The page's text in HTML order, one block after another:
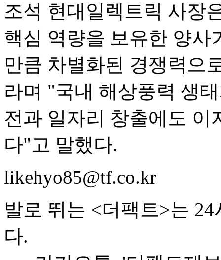
조석 현대일렉트릭 사장
핵심 역량을 보유한 양사
만큼 차별화된 경쟁력으
라며 "국내 해상풍력 생
전과 일자리 창출에도 이
다"고 말했다.
likehyo85@tf.co.kr
발로 뛰는 <더팩트>는
다.